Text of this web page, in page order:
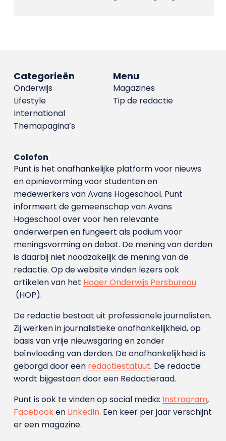
Menu
Magazines
Tip de redactie
Categorieën
Onderwijs
Lifestyle
International
Themapagina’s
Colofon
Punt is het onafhankelijke platform voor nieuws
en opinievorming voor studenten en
medewerkers van Avans Hoge­school. Punt
informeert de gemeenschap van Avans
Hogeschool over voor hen relevante
onderwerpen en fungeert als podium voor
meningsvorming en debat. De mening van derden
is daarbij niet noodzakelijk de mening van de
redactie. Op de website vinden lezers ook
artikelen van het Hoger Onderwijs Persbureau
(HOP).
De redactie bestaat uit professionele journalisten.
Zij werken in journalistieke onafhankelijkheid, op
basis van vrije nieuwsgaring en zonder
beïnvloeding van derden. De onafhankelijkheid is
geborgd door een redactiestatuut. De redactie
wordt bijgestaan door een Redactieraad.
Punt is ook te vinden op social media: Instragram,
Facebooken LinkedIn. Een keer per jaar verschijnt
er een magazine.